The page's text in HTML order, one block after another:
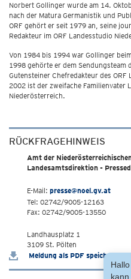
Norbert Gollinger wurde am 14.
nach der Matura Germanistik und
ORF gehört er seit 1979 an, seine
Redakteur im ORF Landesstudio
Von 1984 bis 1994 war Gollinger
1998 gehörte er dem
Gutensteiner Chefredakteur des
2002 ist der zweifache Familienvater
Niederösterreich.
RÜCKFRAGEHINWEIS
Amt der
Landesamtsdirektion -
E-Mail: presse@noel.gv.at
Tel: 02742/9005-12163
Fax: 02742/9005-13550
Landhausplatz 1
3109 St. Pölten
Meldung als PDF speichern